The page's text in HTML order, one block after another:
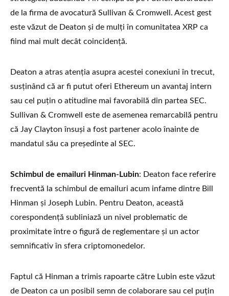
de la firma de avocatură Sullivan & Cromwell. Acest gest
este văzut de Deaton și de mulți în comunitatea XRP ca
fiind mai mult decât coincidență.
Deaton a atras atenția asupra acestei conexiuni în trecut,
susținând că ar fi putut oferi Ethereum un avantaj intern
sau cel puțin o atitudine mai favorabilă din partea SEC.
Sullivan & Cromwell este de asemenea remarcabilă pentru
că Jay Clayton însuși a fost partener acolo înainte de
mandatul său ca președinte al SEC.
Schimbul de emailuri Hinman-Lubin: Deaton face referire
frecventă la schimbul de emailuri acum infame dintre Bill
Hinman și Joseph Lubin. Pentru Deaton, această
corespondență subliniază un nivel problematic de
proximitate între o figură de reglementare și un actor
semnificativ în sfera criptomonedelor.
Faptul că Hinman a trimis rapoarte către Lubin este văzut
de Deaton ca un posibil semn de colaborare sau cel puțin